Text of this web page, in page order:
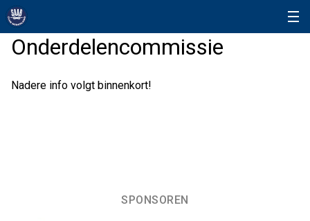
Onderdelencommissie
Nadere info volgt binnenkort!
SPONSOREN